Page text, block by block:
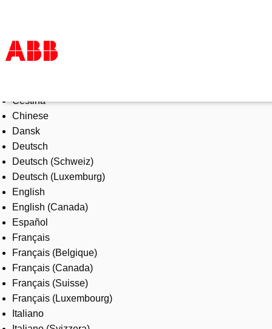
Products & Solutions
Industries
Services
About us
Where to buy
Contact us
Careers
Čeština
Chinese
Dansk
Deutsch
Deutsch (Schweiz)
Deutsch (Luxemburg)
English
English (Canada)
Español
Français
Français (Belgique)
Français (Canada)
Français (Suisse)
Français (Luxembourg)
Italiano